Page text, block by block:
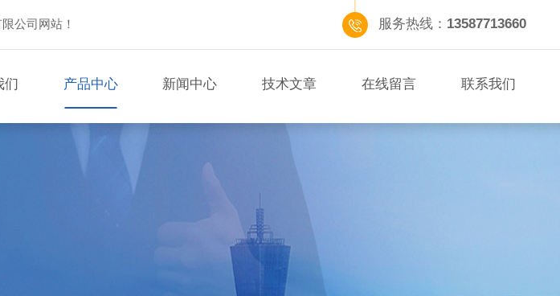
公司网站！ 服务热线： 13587713660
们 产品中心 新闻中心 技术文章 在线留言 联系我们